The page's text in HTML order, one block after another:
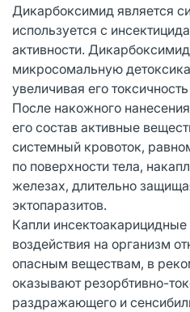
Дикарбоксимид является
используется с
активности.
микросомальную
увеличивая его
После накожного
его состав активные
системный кровоток,
по поверхности тела,
железах, длительно
эктопаразитов.
Капли
воздействия на организм
опасным веществам, в
оказывают резорбтивно-
раздражающего и